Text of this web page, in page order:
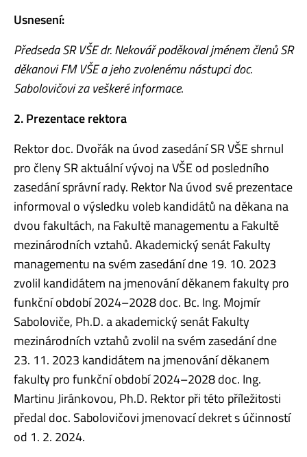
Usnesení:
Předseda SR VŠE dr. Nekovář poděkoval jménem členů SR
děkanovi FM VŠE a jeho zvolenému nástupci doc.
Sabolovičovi za veškeré informace.
2. Prezentace rektora
Rektor doc. Dvořák na úvod zasedání SR VŠE shrnul
pro členy SR aktuální vývoj na VŠE od posledního
zasedání správní rady. Rektor Na úvod své prezentace
informoval o výsledku voleb kandidátů na děkana na
dvou fakultách, na Fakultě managementu a Fakultě
mezinárodních vztahů. Akademický senát Fakulty
managementu na svém zasedání dne 19. 10. 2023
zvolil kandidátem na jmenování děkanem fakulty pro
funkční období 2024–2028 doc. Bc. Ing. Mojmír
Saboloviče, Ph.D. a akademický senát Fakulty
mezinárodních vztahů zvolil na svém zasedání dne
23. 11. 2023 kandidátem na jmenování děkanem
fakulty pro funkční období 2024–2028 doc. Ing.
Martinu Jiránkovou, Ph.D. Rektor při této příležitosti
předal doc. Sabolovičovi jmenovací dekret s účinností
od 1. 2. 2024.